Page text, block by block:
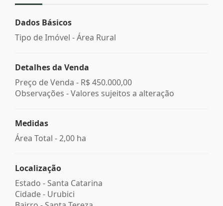
Dados Básicos
Tipo de Imóvel - Área Rural
Detalhes da Venda
Preço de Venda - R$ 450.000,00
Observações - Valores sujeitos a alteração
Medidas
Área Total - 2,00 ha
Localização
Estado - Santa Catarina
Cidade - Urubici